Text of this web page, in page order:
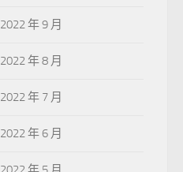
2022 年 9 月
2022 年 8 月
2022 年 7 月
2022 年 6 月